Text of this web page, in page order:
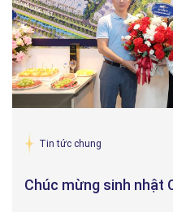
Tin tức chung
Chúc mừng sinh nhật